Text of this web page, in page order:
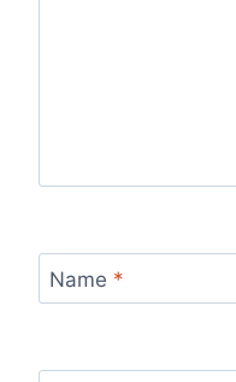
Name *